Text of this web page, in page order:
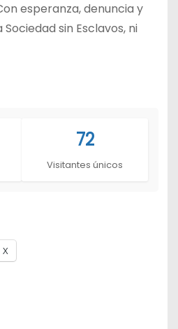
esperanza, denuncia y
sin Esclavos, ni
72
Visitantes únicos
X